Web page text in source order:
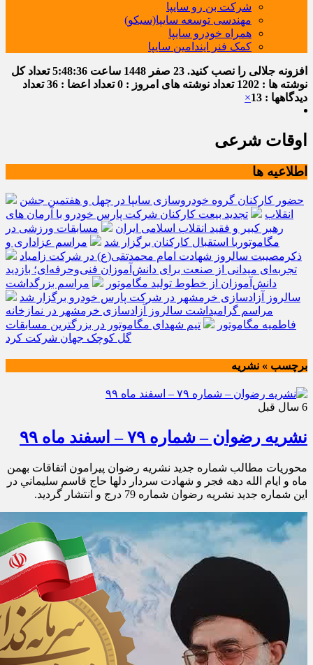
شرکت بن رو سایپا
مهندسی توسعه سایپا(سیکو)
همراه خودرو سایپا
کمک فنر ایندامین سایپا
افزونه جلالی را نصب کنید. 23 صفر 1448 ساعت 5:48:37تعداد کل
نوشته ها : 1202
تعداد نوشته های امروز : 0 تعداد اعضا : 36
تعداد
دیدگاهها : 13
×
اوقات شرعی
اطلاعیه ها
حضور کارکنان گروه خودروسازی سایپا در چهل و هفتمین جشن
انقلاب
تجدید بیعت کارکنان شرکت پارس خودرو با آرمان های
رهبر کبیر و فقید انقلاب اسلامی ایران
مسابقات ورزشی در
مگاموتوربا استقبال کارکنان برگزار شد
مراسم عزاداری و
ذکرمصیبت سالروز شهادت امام محمدتقی(ع) در شرکت زامیاد
تجربه‌ای میدانی از صنعت برای دانش‌آموزان فنی‌وحرفه‌ای؛ بازدید
دانش‌آموزان از خطوط تولید مگاموتور
مراسم بزرگداشت
سالروز آزادسازی خرمشهر در شرکت پارس خودرو برگزار شد
مراسم گرامیداشت سالروز آزادسازی خرمشهر در نمازخانه
فاطمیه مگاموتور
تیم شهدای مگاموتور در بزرگترین مسابقات
گل کوچک جهان شرکت کرد
برچسب » نشريه
6 سال قبل
نشریه رضوان – شماره ۷۹ – اسفند ماه ۹۹
محوريات مطالب شماره جديد نشريه رضوان پيرامون اتفاقات بهمن
ماه و ايام الله دهه فجر و شهادت سردار دلها حاج قاسم سليماني در
اين شماره جديد نشريه رضوان شماره 79 درج و انتشار گرديد.